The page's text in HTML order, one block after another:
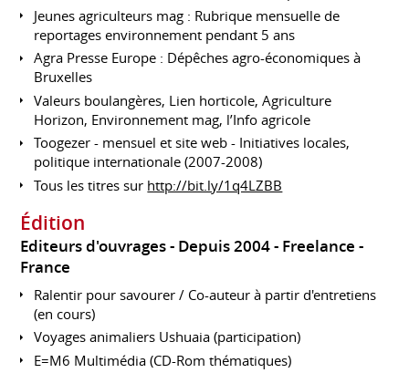
Jeunes agriculteurs mag : Rubrique mensuelle de
reportages environnement pendant 5 ans
Agra Presse Europe : Dépêches agro-économiques à
Bruxelles
Valeurs boulangères, Lien horticole, Agriculture
Horizon, Environnement mag, l’Info agricole
Toogezer - mensuel et site web - Initiatives locales,
politique internationale (2007-2008)
Tous les titres sur http://bit.ly/1q4LZBB
Édition
Editeurs d'ouvrages Depuis 2004 Freelance
France
Ralentir pour savourer / Co-auteur à partir d'entretiens
(en cours)
Voyages animaliers Ushuaia (participation)
E=M6 Multimédia (CD-Rom thématiques)